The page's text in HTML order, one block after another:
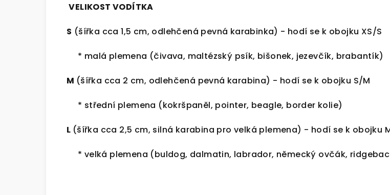
VELIKOST VODÍTKA
S (šířka cca 1,5 cm, odlehčená pevná karabinka) - hodí se k obojku XS/S
* malá plemena (čivava, maltézský psík, bišonek, jezevčík, brabantík)
M (šířka cca 2 cm, odlehčená pevná karabina) - hodí se k obojku S/M
* střední plemena (kokršpaněl, pointer, beagle, border kolie)
L (šířka cca 2,5 cm, silná karabina pro velká plemena) - hodí se k obojku
* velká plemena (buldog, dalmatin, labrador, německý ovčák,